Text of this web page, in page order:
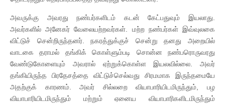
அவருக்கு அவரது நண்பர்களிடம் கடன் கேட்பதுவும் இயலாது.
அவர்களில் அனேகர் வேலையற்றவர்கள். மற்ற நண்பர்கள் இவ்வுலகை
விட்டுச் சென்றிருந்தனர். நகரத்துக்குச் சென்று தனது அறையில்
வாடகை தராமல் தங்கிக் கொள்ளும்படி சொன்ன நண்பரொருவரது
வேண்டுகோளையும் அவரால் ஏற்றுக்கொள்ள இயலவில்லை. அவர்
தங்கியிருந்த பிரதேசத்தை விட்டுச்செல்வது சிரமமாக இருந்தமையே
அதற்குக் காரணம். அவர் சில்லறை வியாபாரியிடமிருந்தும், பழ
வியாபாரியிடமிருந்தும் மற்றும் ஏனைய வியாபாரிகளிடமிருந்தும்